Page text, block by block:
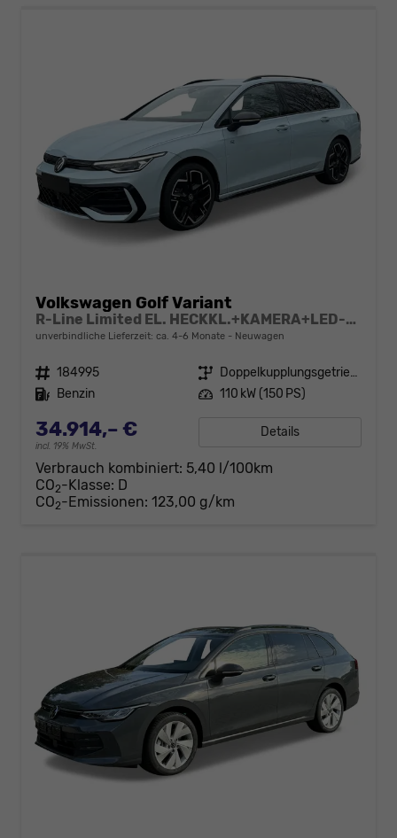
Volkswagen Golf Variant
R-Line Limited EL. HECKKL.+KAMERA+LED-PLUS+ACC+18" ALU
unverbindliche Lieferzeit: ca. 4-6 Monate Neuwagen
Fahrzeugnr. 184995 Getriebe
Doppelkupplungsgetriebe (DSG)
Kraftstoff Benzin Leistung 110 kW (150 PS)
34.914,– €
incl. 19% MwSt.
Details
Verbrauch kombiniert: 5,40 l/100km
CO2-Klasse: D
CO2-Emissionen: 123,00 g/km